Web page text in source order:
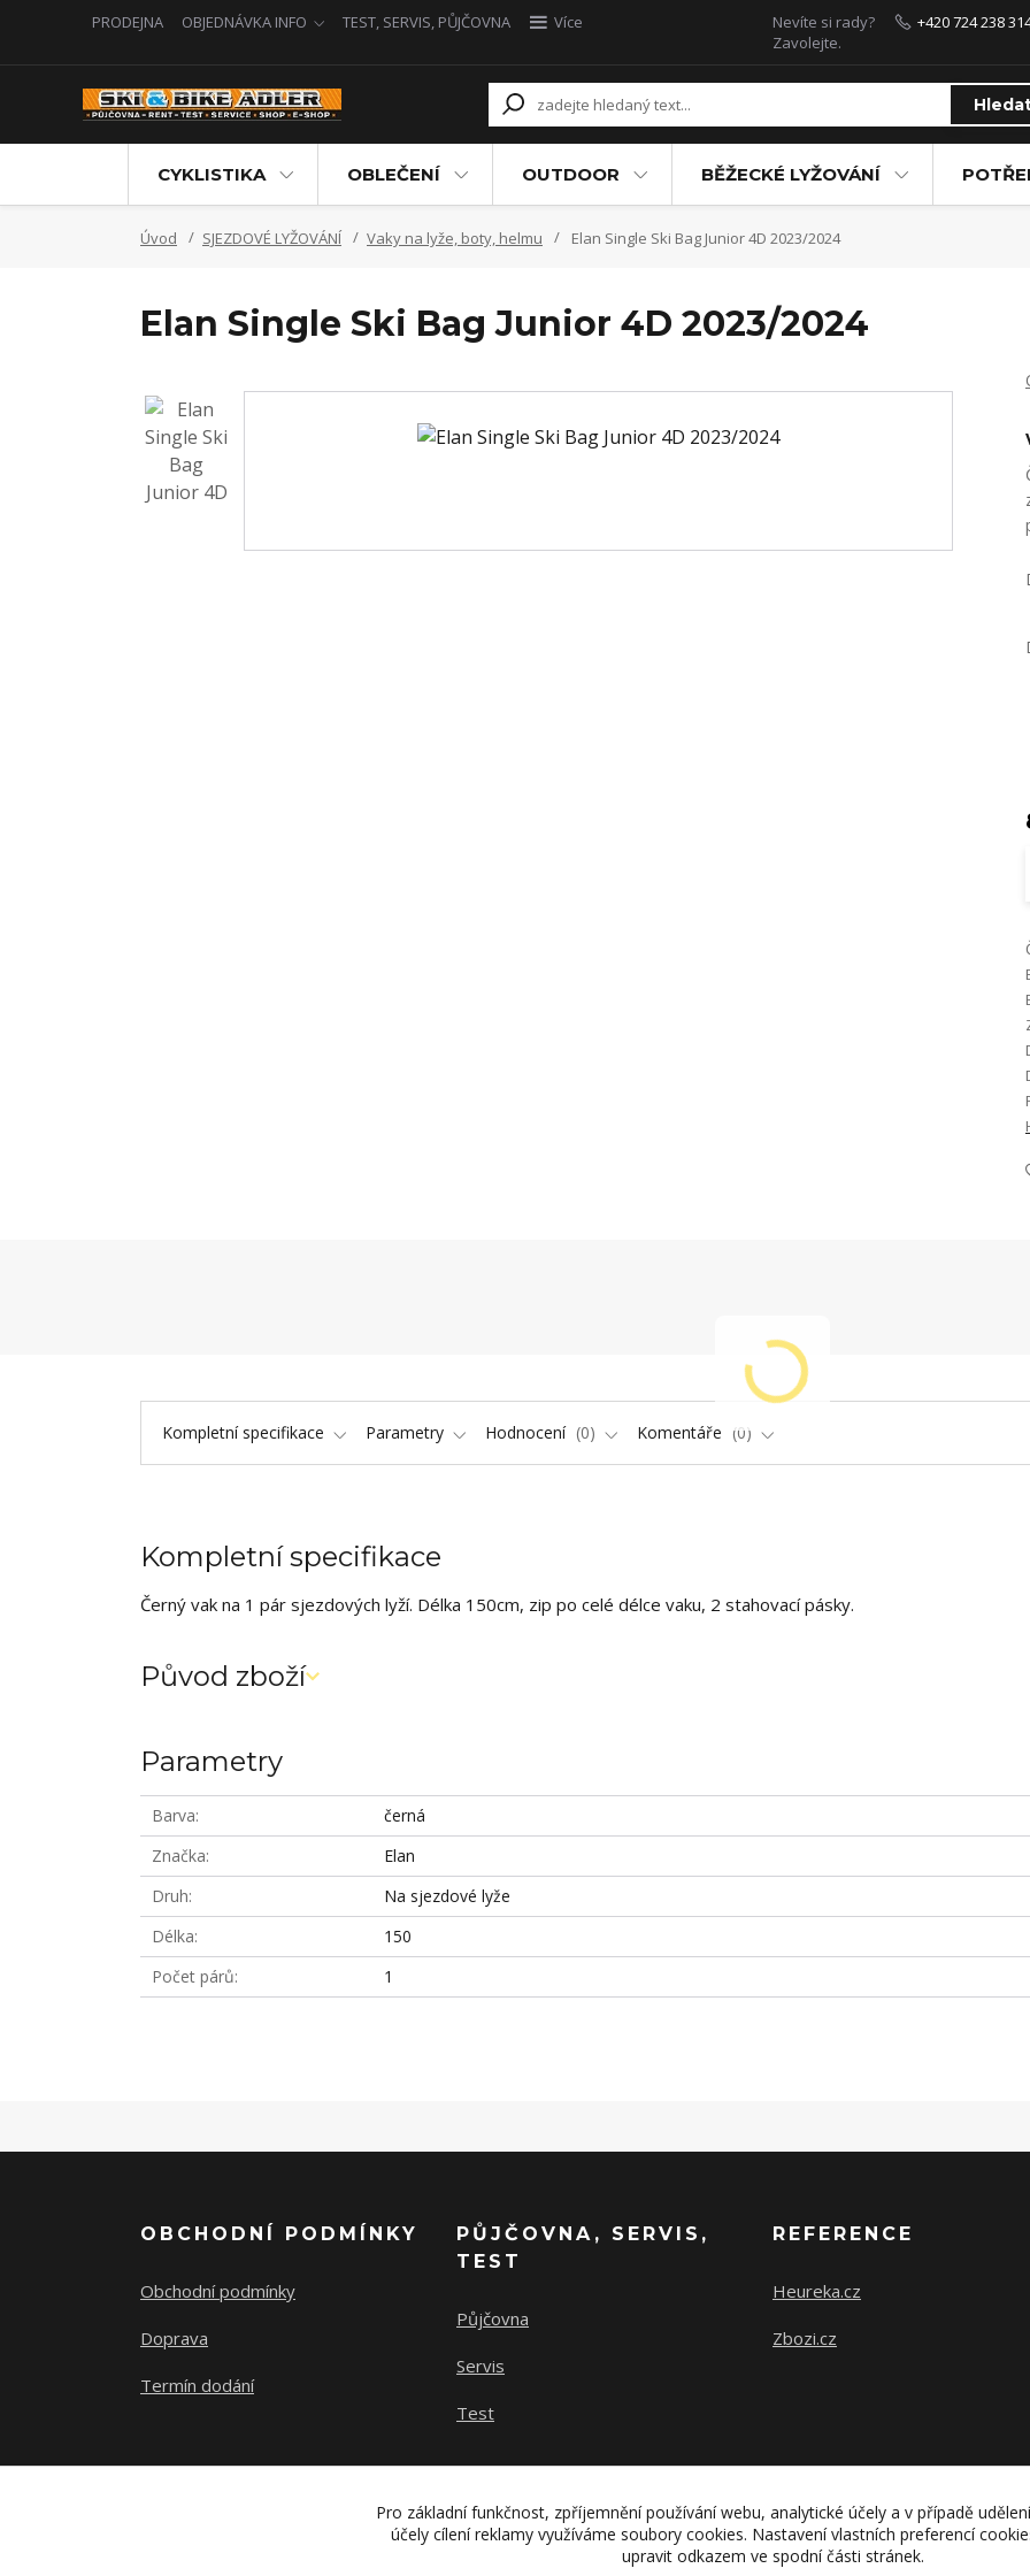
PRODEJNA OBJEDNÁVKA INFO TEST, SERVIS, PŮJČOVNA Více
Nevíte si rady?
Zavolejte.
+420 724 238
CYKLISTIKA OBLEČENÍ OUTDOOR BĚŽECKÉ LYŽOVÁNÍ
Úvod SJEZDOVÉ LYŽOVÁNÍ Vaky na lyže, boty, helmu Elan Single Ski Bag Junior 4D 2023/2024
Elan Single Ski Bag Junior 4D 2023/2024
Kompletní specifikace Parametry Hodnocení 0 Komentáře 0
Kompletní specifikace
Černý vak na 1 pár sjezdových lyží. Délka 150cm, zip po celé délce vaku, 2 stahovací pásky.
Původ zboží
Parametry
Barva
černá
Značka
Elan
Druh
Na sjezdové lyže
Délka
150
Počet párů
1
OBCHODNÍ PODMÍNKY
Obchodní podmínky
Doprava
Termín dodání
PŮJČOVNA, SERVIS,
TEST
Půjčovna
Servis
Test
REFERENCE
Heureka.cz
Zbozi.cz
Pro základní funkčnost, zpříjemnění používání webu, analytické účely a v případě
účely cílení reklamy využíváme soubory cookies. Nastavení vlastních preferencí
upravit odkazem ve spodní části stránek.